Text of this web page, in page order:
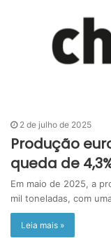
2 de julho de 2025
Produção
queda de
Em maio de 2025, a
mil toneladas, com
Leia mais »